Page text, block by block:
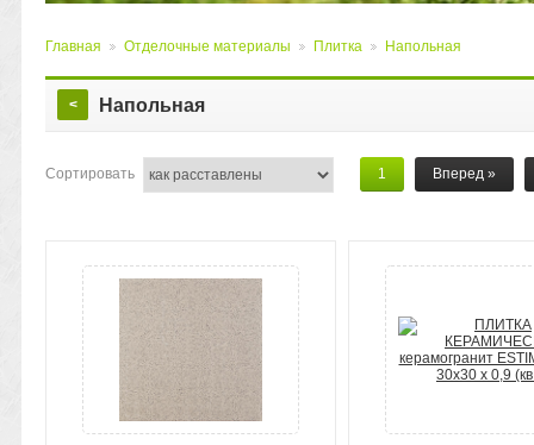
Главная Отделочные материалы Плитка Напольная
< Напольная
Сортировать 1 Вперед »